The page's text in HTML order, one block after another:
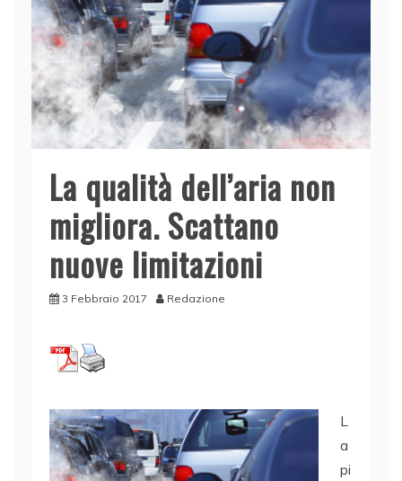
La qualità dell’aria non
migliora. Scattano
nuove limitazioni
3 Febbraio 2017 Redazione
L
a
pi